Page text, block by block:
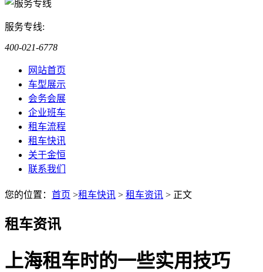
服务专线:
400-021-6778
网站首页
车型展示
会务会展
企业班车
租车流程
租车快讯
关于金恒
联系我们
您的位置： 首页 >租车快讯 > 租车资讯 > 正文
租车资讯
上海租车时的一些实用技巧